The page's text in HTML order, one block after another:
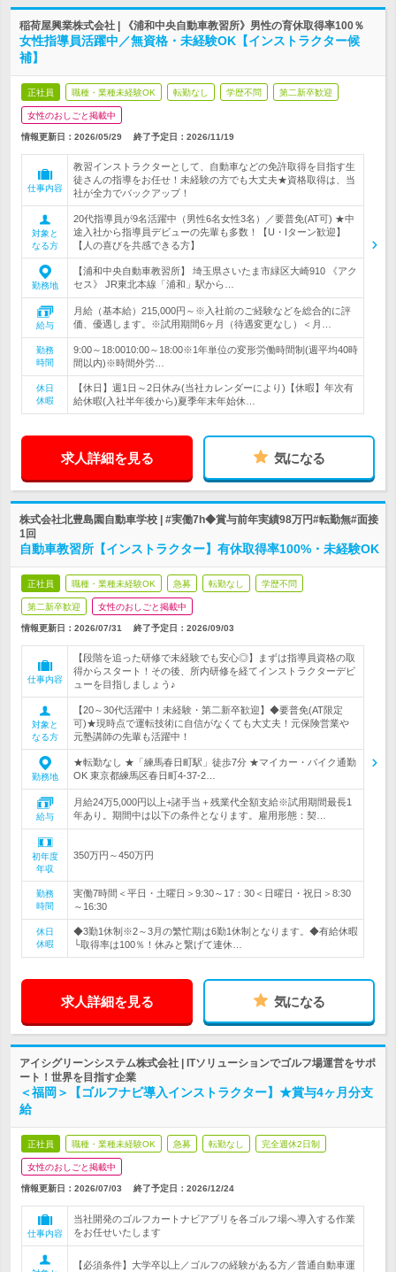
稲荷屋興業株式会社 | 《浦和中央自動車教習所》男性の育休取得率100％
女性指導員活躍中／無資格・未経験OK【インストラクター候
補】
正社員 職種・業種未経験OK 転勤なし 学歴不問 第二新卒歓迎
女性のおしごと掲載中
情報更新日：2026/05/29 終了予定日： 2026/11/19
仕事内容
教習インストラクターとして、自動車などの免許取得を目指す生
徒さんの指導をお任せ！未経験の方でも大丈夫★資格取得は、当
社が全力でバックアップ！
対象と
なる方
20代指導員が9名活躍中（男性6名女性3名）／要普免(AT可) ★中
途入社から指導員デビューの先輩も多数！【U・Iターン歓迎】
【人の喜びを共感できる方】
勤務地
【浦和中央自動車教習所】 埼玉県さいたま市緑区大崎910 《アク
セス》 JR東北本線「浦和」駅から…
給与
月給（基本給）215,000円～※入社前のご経験などを総合的に評
価、優遇します。※試用期間6ヶ月（待遇変更なし）＜月…
勤務
時間
9:00～18:0010:00～18:00※1年単位の変形労働時間制(週平均40時
間以内)※時間外労…
休日
休暇
【休日】週1日～2日休み(当社カレンダーにより)【休暇】年次有
給休暇(入社半年後から)夏季年末年始休…
求人詳細を見る 気になる
株式会社北豊島園自動車学校 | #実働7h◆賞与前年実績98万円#転勤無#面接
1回
自動車教習所【インストラクター】有休取得率100%・未経験OK
正社員 職種・業種未経験OK 急募 転勤なし 学歴不問
第二新卒歓迎 女性のおしごと掲載中
情報更新日：2026/07/31 終了予定日： 2026/09/03
仕事内容
【段階を追った研修で未経験でも安心◎】まずは指導員資格の取
得からスタート！その後、所内研修を経てインストラクターデビ
ューを目指しましょう♪
対象と
なる方
【20～30代活躍中！未経験・第二新卒歓迎】◆要普免(AT限定
可)★現時点で運転技術に自信がなくても大丈夫！元保険営業や
元塾講師の先輩も活躍中！
勤務地
★転勤なし ★「練馬春日町駅」徒歩7分 ★マイカー・バイク通勤
OK 東京都練馬区春日町4-37-2…
給与
月給24万5,000円以上+諸手当＋残業代全額支給※試用期間最長1
年あり。期間中は以下の条件となります。雇用形態：契…
初年度
年収
350万円～450万円
勤務
時間
実働7時間＜平日・土曜日＞9:30～17：30＜日曜日・祝日＞8:30
～16:30
休日
休暇
◆3勤1休制※2～3月の繁忙期は6勤1休制となります。◆有給休暇
└取得率は100％！休みと繋げて連休…
求人詳細を見る 気になる
アイシグリーンシステム株式会社 | ITソリューションでゴルフ場運営をサポ
ート！世界を目指す企業
＜福岡＞【ゴルフナビ導入インストラクター】★賞与4ヶ月分支
給
正社員 職種・業種未経験OK 急募 転勤なし 完全週休2日制
女性のおしごと掲載中
情報更新日：2026/07/03 終了予定日： 2026/12/24
仕事内容
当社開発のゴルフカートナビアプリを各ゴルフ場へ導入する作業
をお任せいたします
【必須条件】大学卒以上／ゴルフの経験がある方／普通自動車運